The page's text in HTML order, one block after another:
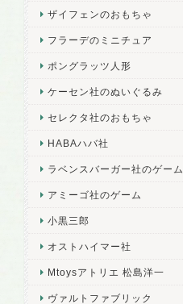
ザイフェンのおもちゃ
フラーデのミニチュア
ポングラッツ人形
ケーセン社のぬいぐるみ
セレクタ社のおもちゃ
HABAハバ社
ラベンスバーガー社のゲーム
アミーゴ社のゲーム
小黒三郎
オストハイマー社
Mtoysアトリエ 松島洋一
ヴァルトファブリック